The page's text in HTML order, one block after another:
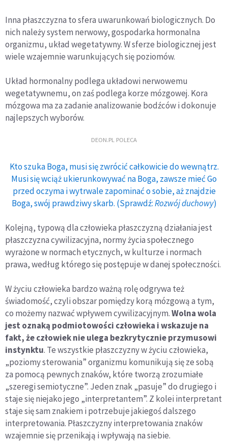
Inna płaszczyzna to sfera uwarunkowań biologicznych. Do
nich należy system nerwowy, gospodarka hormonalna
organizmu, układ wegetatywny. W sferze biologicznej jest
wiele wzajemnie warunkujących się poziomów.
Układ hormonalny podlega układowi nerwowemu
wegetatywnemu, on zaś podlega korze mózgowej. Kora
mózgowa ma za zadanie analizowanie bodźców i dokonuje
najlepszych wyborów.
DEON.PL POLECA
Kto szuka Boga, musi się zwrócić całkowicie do wewnątrz.
Musi się wciąż ukierunkowywać na Boga, zawsze mieć Go
przed oczyma i wytrwale zapominać o sobie, aż znajdzie
Boga, swój prawdziwy skarb. (Sprawdź:Rozwój duchowy)
Kolejną, typową dla człowieka płaszczyzną działania jest
płaszczyzna cywilizacyjna, normy życia społecznego
wyrażone w normach etycznych, w kulturze i normach
prawa, według którego się postępuje w danej społeczności.
W życiu człowieka bardzo ważną rolę odgrywa też
świadomość, czyli obszar pomiędzy korą mózgową a tym,
co możemy nazwać wpływem cywilizacyjnym.Wolna wola
jest oznaką podmiotowości człowieka i wskazuje na
fakt, że człowiek nie ulega bezkrytycznie przymusowi
instynktu. Te wszystkie płaszczyzny w życiu człowieka,
„poziomy sterowania” organizmu komunikują się ze sobą
za pomocą pewnych znaków, które tworzą zrozumiałe
„szeregi semiotyczne”. Jeden znak „pasuje” do drugiego i
staje się niejako jego „interpretantem”. Z kolei interpretant
staje się sam znakiem i potrzebuje jakiegoś dalszego
interpretowania. Płaszczyzny interpretowania znaków
wzajemnie się przenikają i wpływają na siebie.